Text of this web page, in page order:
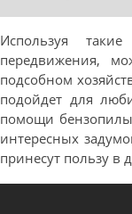
Используя
передвижения,
подсобном
подойдет для
помощи
интересных
принесут пользу в